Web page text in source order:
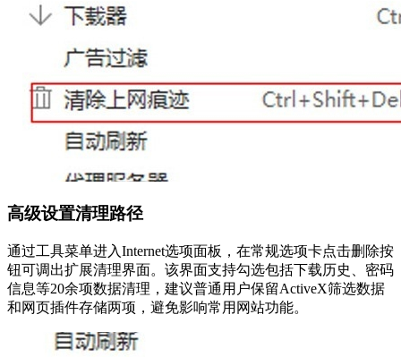
高级设置清理路径
通过工具菜单进入Internet选项面板，在常规选项卡点击删除按
钮可调出扩展清理界面。该界面支持勾选包括下载历史、密码
信息等20余项数据清理，建议普通用户保留ActiveX筛选数据
和网页插件存储两项，避免影响常用网站功能。